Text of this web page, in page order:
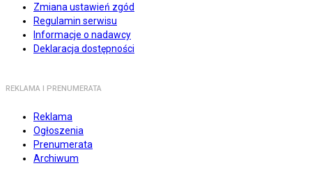
Zmiana ustawień zgód
Regulamin serwisu
Informacje o nadawcy
Deklaracja dostępności
REKLAMA I PRENUMERATA
Reklama
Ogłoszenia
Prenumerata
Archiwum